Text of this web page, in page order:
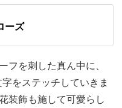
07:00
09:32
ーズ
フを刺した真ん中に、
をステッチしていきま
装飾も施して可愛らし